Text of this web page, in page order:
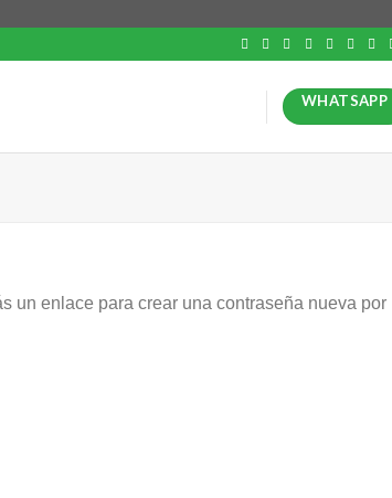
WHATSAPP
un enlace para crear una contraseña nueva por